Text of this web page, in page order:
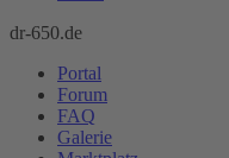
dr-650.de
Portal
Forum
FAQ
Galerie